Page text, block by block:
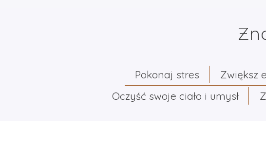
Pokonaj stres Zwiększ
Oczyść swoje ciało i umysł